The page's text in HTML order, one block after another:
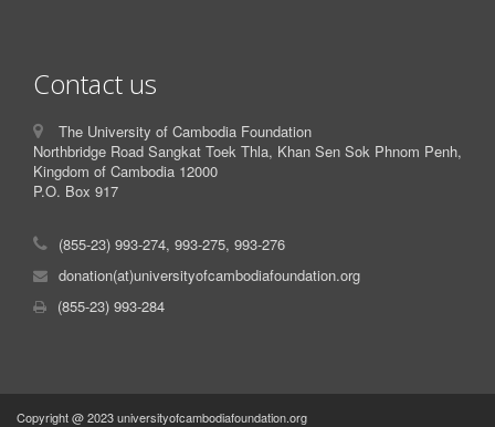
Contact us
The University of Cambodia Foundation
Northbridge Road Sangkat Toek Thla, Khan Sen Sok Phnom Penh,
Kingdom of Cambodia 12000
P.O. Box 917
(855-23) 993-274, 993-275, 993-276
donation(at)universityofcambodiafoundation.org
(855-23) 993-284
Copyright @ 2023 universityofcambodiafoundation.org